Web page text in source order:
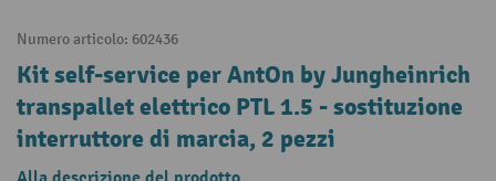
Numero articolo: 602436
Kit self-service per AntOn by Jungheinrich
transpallet elettrico PTL 1.5 - sostituzione
interruttore di marcia, 2 pezzi